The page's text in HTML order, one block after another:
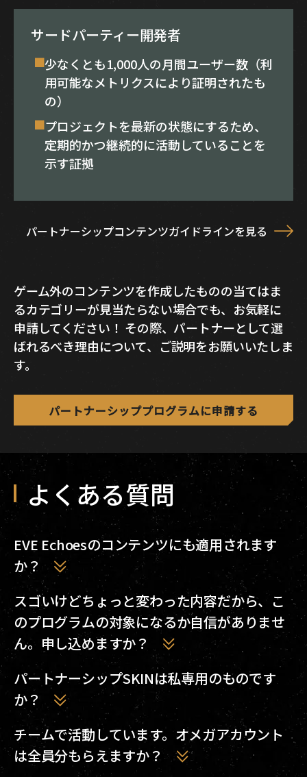
サードパーティー開発者
少なくとも1,000人の月間ユーザー数（利
用可能なメトリクスにより証明されたも
の）
プロジェクトを最新の状態にするため、
定期的かつ継続的に活動していることを
示す証拠
パートナーシップコンテンツガイドラインを見る
ゲーム外のコンテンツを作成したものの当てはま
るカテゴリーが見当たらない場合でも、お気軽に
申請してください！ その際、パートナーとして選
ばれるべき理由について、ご説明をお願いいたしま
す。
パートナーシッププログラムに申請する
よくある質問
EVE Echoesのコンテンツにも適用されます
か？
いいえ。PCゲームのEVE Onlineのみが対象です。
スゴいけどちょっと変わった内容だから、こ
のプログラムの対象になるか自信がありませ
ん。申し込めますか？
時間、情熱、創造力を傾けてEVE Onlineに関するプ
ロジェクトを作成しているのに該当するカテゴリー
が見当たらないという場合でも、ぜひお気軽にお申
し込みください。そちらのプロジェクトが当プログ
ラムの対象となるかどうか、こちらで審査いたしま
す。
パートナーシップSKINは私専用のものです
か？
将来的なそうしたSKINの実装も考えていますが、
現時点では、パートナーシッププログラムSKINは
全てのパートナー共通です。
チームで活動しています。オメガアカウント
は全員分もらえますか？